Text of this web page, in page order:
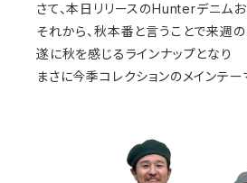
さて、本日リリースのHunterデニム
それから、秋本番と言うことで来週
遂に秋を感じるラインナップとなり
まさに今季コレクションのメインテー